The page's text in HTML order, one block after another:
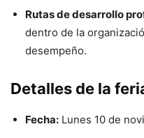
Rutas de desarrollo
dentro de la
desempeño.
Detalles de la
Fecha: Lunes 10 de